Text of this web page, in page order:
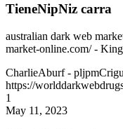
TieneNipNiz carra
australian dark web
market-online.com/ -
CharlieAburf-
https://
1
May 11, 2023